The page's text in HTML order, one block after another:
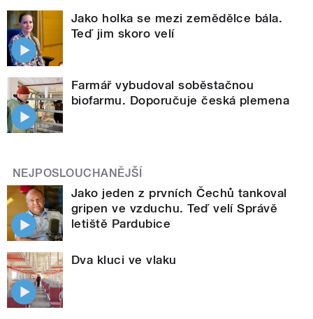
Jako holka se mezi zemědělce bála.
Teď jim skoro velí
Farmář vybudoval soběstačnou
biofarmu. Doporučuje česká plemena
NEJPOSLOUCHANĚJŠÍ
Jako jeden z prvních Čechů tankoval
gripen ve vzduchu. Teď velí Správě
letiště Pardubice
Dva kluci ve vlaku